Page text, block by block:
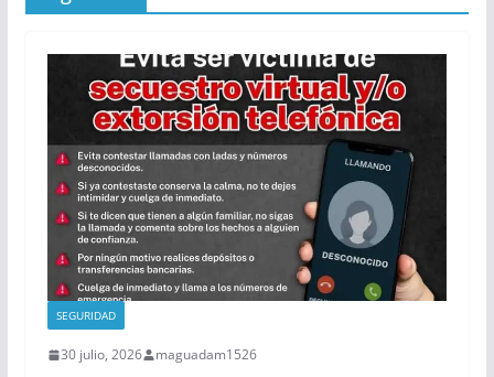
SEGURIDAD
30 julio, 2026 maguadam1526